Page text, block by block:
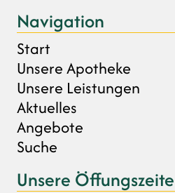
Navigation
Start
Unsere Apotheke
Unsere Leistungen
Aktuelles
Angebote
Suche
Unsere